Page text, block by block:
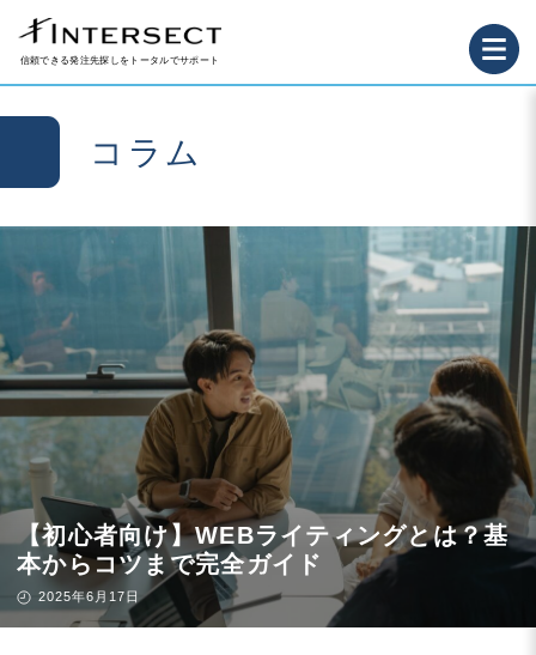
信頼できる発注先探しをトータルでサポート
コラム
【初心者向け】WEBライティングとは？基
本からコツまで完全ガイド
2025年6月17日